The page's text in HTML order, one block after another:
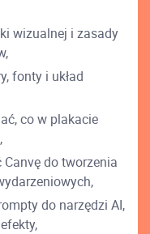
wizualnej i zasady
fonty i układ
co w plakacie
do tworzenia
do narzędzi AI,